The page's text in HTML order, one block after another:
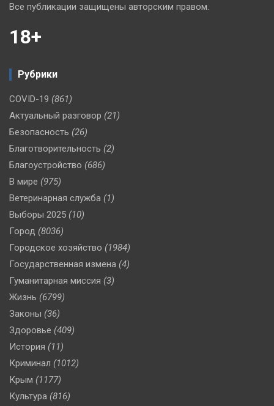
Все публикации защищены авторским правом.
18+
Рубрики
COVID-19 (861)
Актуальный разговор (21)
Безопасность (26)
Благотворительность (2)
Благоустройство (686)
В мире (975)
Ветеринарная служба (1)
Выборы 2025 (10)
Город (8036)
Городское хозяйство (1984)
Государственная измена (4)
Гуманитарная миссия (3)
Жизнь (6799)
Законы (36)
Здоровье (409)
История (11)
Криминал (1012)
Крым (1177)
Культура (816)